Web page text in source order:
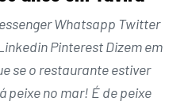
Whatsapp Twitter
Pinterest Dizem em
se o restaurante estiver
peixe no mar! É de peixe